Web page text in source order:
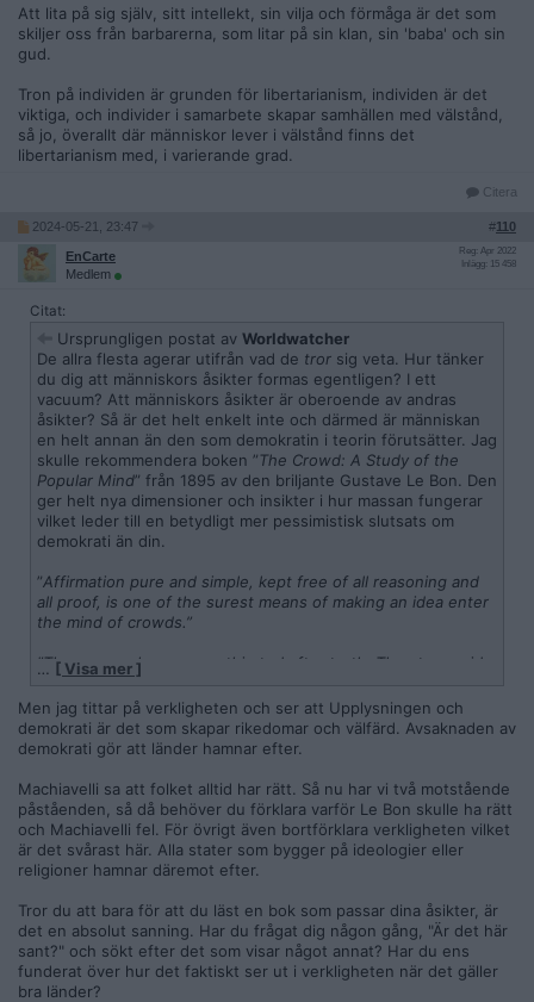
Att lita på sig själv, sitt intellekt, sin vilja och förmåga är det som
skiljer oss från barbarerna, som litar på sin klan, sin 'baba' och sin
gud.
Tron på individen är grunden för libertarianism, individen är det
viktiga, och individer i samarbete skapar samhällen med välstånd,
så jo, överallt där människor lever i välstånd finns det
libertarianism med, i varierande grad.
Citera
2024-05-21, 23:47 #110
EnCarte
Medlem
Reg: Apr 2022
Inlägg: 15 458
Citat:
Ursprungligen postat av Worldwatcher
De allra flesta agerar utifrån vad de tror sig veta. Hur tänker
du dig att människors åsikter formas egentligen? I ett
vacuum? Att människors åsikter är oberoende av andras
åsikter? Så är det helt enkelt inte och därmed är människan
en helt annan än den som demokratin i teorin förutsätter. Jag
skulle rekommendera boken ”The Crowd: A Study of the
Popular Mind” från 1895 av den briljante Gustave Le Bon. Den
ger helt nya dimensioner och insikter i hur massan fungerar
vilket leder till en betydligt mer pessimistisk slutsats om
demokrati än din.
”Affirmation pure and simple, kept free of all reasoning and
all proof, is one of the surest means of making an idea enter
the mind of crowds.”
”The masses have never thirsted after truth. They turn aside
from evidence that is not to their taste, preferring to deify
error, if error seduce them. Whoever can supply them with
illusions is easily their master; whoever attempts to destroy
their illusions is always their victim.”
https://archive.org/details/the-crowd-gustave-le-bon-1895/
mode/1up
Jag kan säkert säga att jag förkovrat mig i det här ämnet på
ett mer gediget sätt än du. Ditt ständiga svängande med
begreppet
människans möjligheter och begränsningar.
… [ Visa mer ]
Men jag tittar på verkligheten och ser att Upplysningen och
demokrati är det som skapar rikedomar och välfärd. Avsaknaden av
demokrati gör att länder hamnar efter.
Machiavelli sa att folket alltid har rätt. Så nu har vi två motstående
påståenden, så då behöver du förklara varför Le Bon skulle ha rätt
och Machiavelli fel. För övrigt även bortförklara verkligheten vilket
är det svårast här. Alla stater som bygger på ideologier eller
religioner hamnar däremot efter.
Tror du att bara för att du läst en bok som passar dina åsikter, är
det en absolut sanning. Har du frågat dig någon gång, "Är det här
sant?" och sökt efter det som visar något annat? Har du ens
funderat över hur det faktiskt ser ut i verkligheten när det gäller
bra länder?